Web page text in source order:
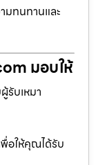
มทนทานและ
มอบให้
รับเหมา
พื่อให้คุณได้รับ